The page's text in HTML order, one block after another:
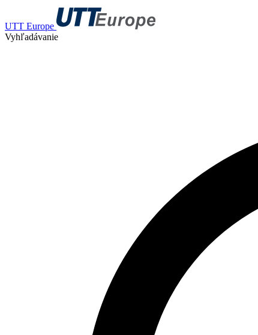
UTT Europe
Vyhľadávanie